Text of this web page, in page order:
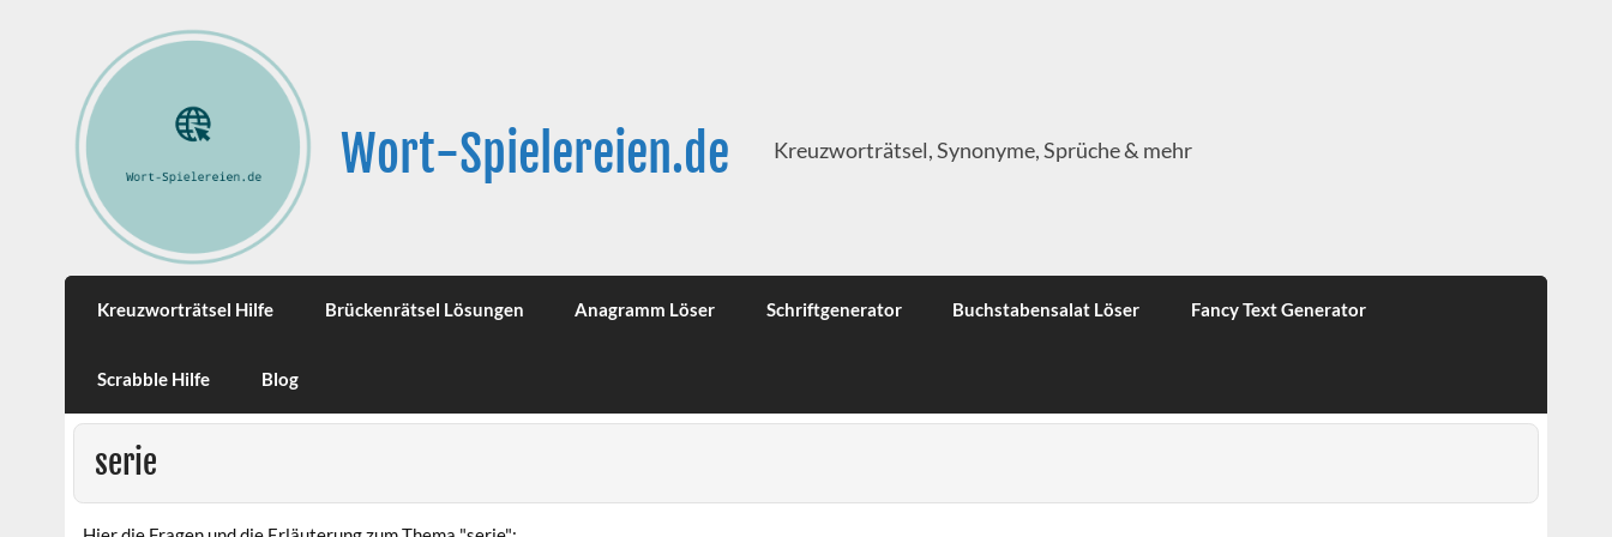
Wort-Spielereien.de Kreuzworträtsel, Synonyme, Sprüche & mehr
Kreuzworträtsel Hilfe Brückenrätsel Lösungen Anagramm Löser Schriftgenerator Buchstabensalat Löser Fancy Text Generator
Scrabble Hilfe Blog
serie